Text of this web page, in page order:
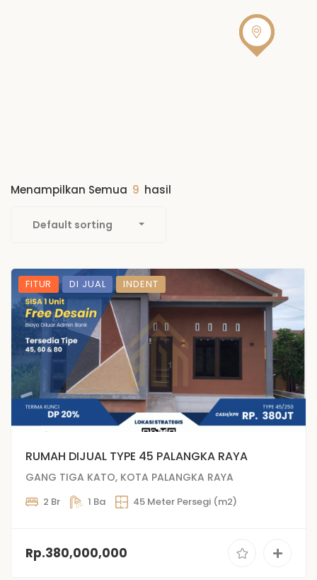
Menampilkan Semua 9 hasil
Default sorting
FITUR DI JUAL INDENT
RUMAH DIJUAL TYPE 45 PALANGKA RAYA
GANG TIGA KATO, KOTA PALANGKA RAYA
2 Br 1 Ba 45 Meter Persegi (m2)
Rp.380,000,000